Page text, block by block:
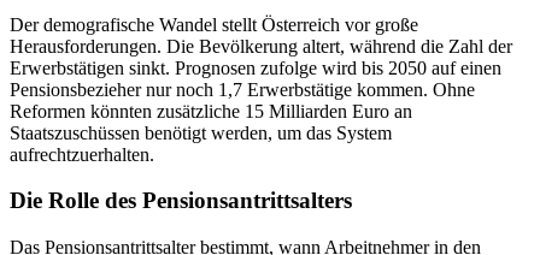
Der demografische Wandel stellt Österreich vor große
Herausforderungen. Die Bevölkerung altert, während die Zahl der
Erwerbstätigen sinkt. Prognosen zufolge wird bis 2050 auf einen
Pensionsbezieher nur noch 1,7 Erwerbstätige kommen. Ohne
Reformen könnten zusätzliche 15 Milliarden Euro an
Staatszuschüssen benötigt werden, um das System
aufrechtzuerhalten.
Die Rolle des Pensionsantrittsalters
Das Pensionsantrittsalter bestimmt, wann Arbeitnehmer in den